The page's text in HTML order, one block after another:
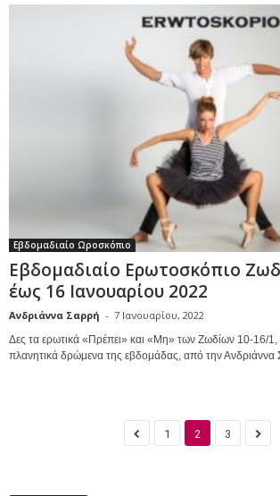
Εβδομαδιαίο Ωροσκόπιο
Εβδομαδιαίο Ερωτοσκόπιο
έως 16 Ιανουαρίου 2022
Ανδριάννα Σαρρή - 7 Ιανουαρίου, 2022
Δες τα ερωτικά «Πρέπει» και «Μη» των Ζωδίων 10-16/
πλανητικά δρώμενα της εβδομάδας, από την Ανδριάννα
1 2 3